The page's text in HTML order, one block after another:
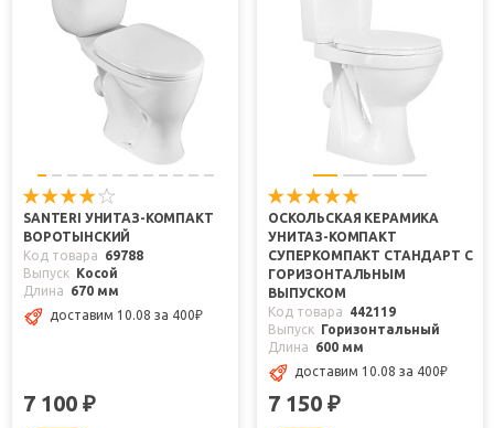
SANTERI УНИТАЗ-КОМПАКТ
ВОРОТЫНСКИЙ
Код товара
69788
Выпуск Косой
Длина
670 мм
доставим 10.08 за 400₽
7 100 ₽
ОСКОЛЬСКАЯ КЕРАМИКА
УНИТАЗ-КОМПАКТ
СУПЕРКОМПАКТ СТАНДАРТ С
ГОРИЗОНТАЛЬНЫМ
ВЫПУСКОМ
Код товара
442119
Выпуск Горизонтальный
Длина
600 мм
доставим 10.08 за 400₽
7 150 ₽